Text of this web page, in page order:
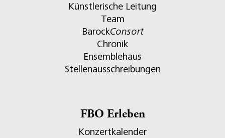
Künstlerische Leitung
Team
BarockConsort
Chronik
Ensemblehaus
Stellenausschreibungen
FBO Erleben
Konzertkalender